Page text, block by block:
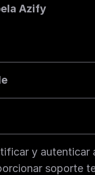
Azify
y autenticar
soporte